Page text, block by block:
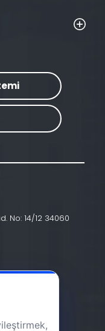
No: 14/12 34060